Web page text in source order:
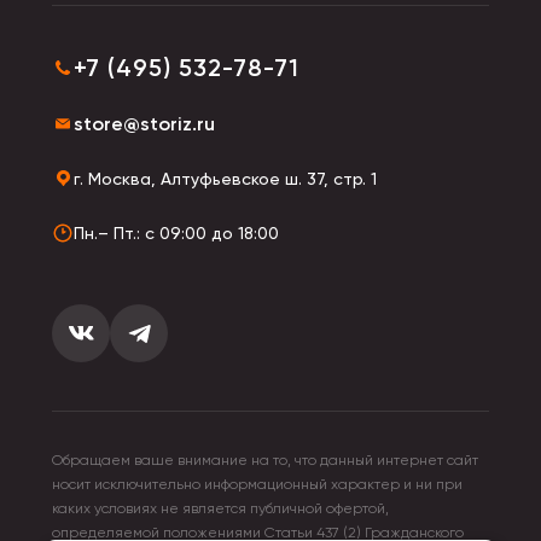
+7 (495) 532-78-71
store@storiz.ru
г. Москва, Алтуфьевское ш. 37, стр. 1
Пн.– Пт.: с 09:00 до 18:00
Обращаем ваше внимание на то, что данный интернет сайт
носит исключительно информационный характер и ни при
каких условиях не является публичной офертой,
определяемой положениями Статьи 437 (2) Гражданского